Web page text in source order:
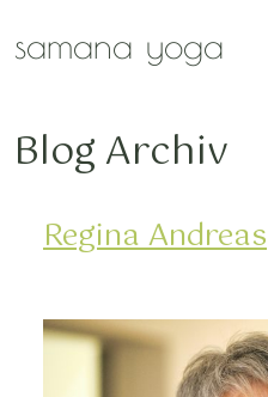
samana yoga
Blog Archiv
Regina Andreas